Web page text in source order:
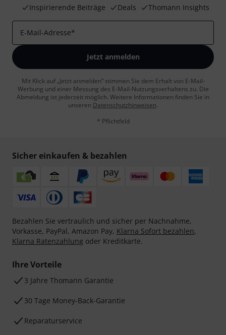
Inspirierende Beiträge
Deals Thomann Insights
E-Mail-Adresse*
Jetzt anmelden
Mit Klick auf „Jetzt anmelden“ stimmen Sie dem Erhalt von E-Mail-
Werbung und einer Messung des E-Mail-Nutzungsverhaltens zu. Die
Abmeldung ist jederzeit möglich. Weitere Informationen finden Sie in
unseren Datenschutzhinweisen.
* Pflichtfeld
Sicher einkaufen & bezahlen
Bezahlen Sie vertraulich und sicher per Nachnahme,
Vorkasse, PayPal, Amazon Pay, Klarna Sofort bezahlen,
Klarna Ratenzahlung oder Kreditkarte.
Ihre Vorteile
3 Jahre Thomann Garantie
30 Tage Money-Back-Garantie
Reparaturservice